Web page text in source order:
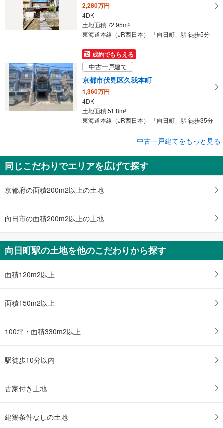
2,280万円
4DK
土地面積 72.95m2
東海道本線（JR西日本） 「向日町」駅 徒歩5分
成約でもらえる
中古一戸建て
京都市伏見区久我本町
1,360万円
4DK
土地面積 51.8m2
東海道本線（JR西日本） 「向日町」駅 徒歩35分
京都市伏見区羽束師菱川町
1,580万円
5LDK
土地面積 67.77m
中古一戸建てをもっと見る
同じこだわりでエリアを広げて探す
京都府の面積200m2以上の土地
向日市の面積200m2以上の土地
向日町駅の土地を他のこだわりから探す
面積120m2以上
面積150m2以上
100坪・面積330m2以上
駅徒歩10分以内
古家付き土地
建築条件なしの土地